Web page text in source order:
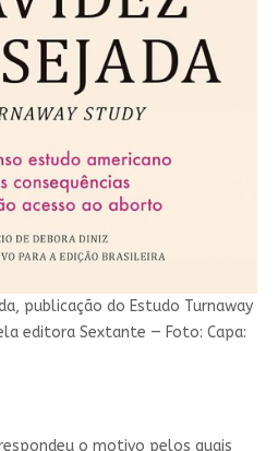
publicação do Estudo Turnaway
editora Sextante — Foto: Capa:
o motivo pelos quais